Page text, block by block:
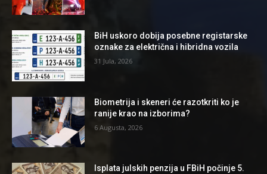
BiH uskoro dobija posebne registarske
oznake za električna i hibridna vozila
31 Jula, 2026
Biometrija i skeneri će razotkriti ko je
ranije krao na izborima?
6 Augusta, 2026
Isplata julskih penzija u FBiH počinje 5.